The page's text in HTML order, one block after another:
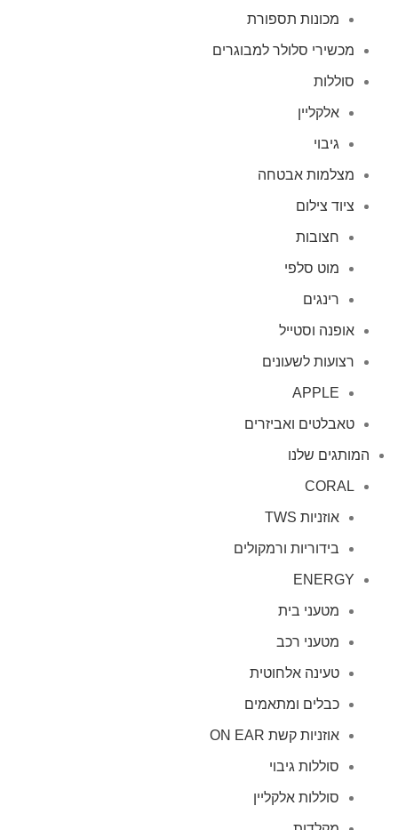
מכונות תספורת
מכשירי סלולר למבוגרים
סוללות
אלקליין
גיבוי
מצלמות אבטחה
ציוד צילום
חצובות
מוט סלפי
רינגים
אופנה וסטייל
רצועות לשעונים
APPLE
טאבלטים ואביזרים
המותגים שלנו
CORAL
אוזניות TWS
בידוריות ורמקולים
ENERGY
מטעני בית
מטעני רכב
טעינה אלחוטית
כבלים ומתאמים
אוזניות קשת ON EAR
סוללות גיבוי
סוללות אלקליין